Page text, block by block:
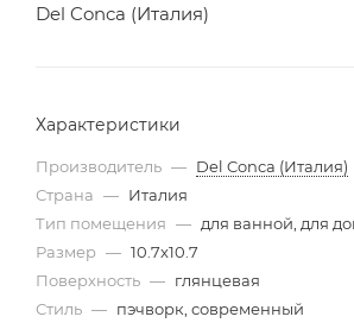
Del Conca (Италия)
Характеристики
Производитель — Del Conca (Италия)
Страна — Италия
Тип помещения — для ванной, для
Размер — 10.7x10.7
Поверхность — глянцевая
Стиль — пэчворк, современный